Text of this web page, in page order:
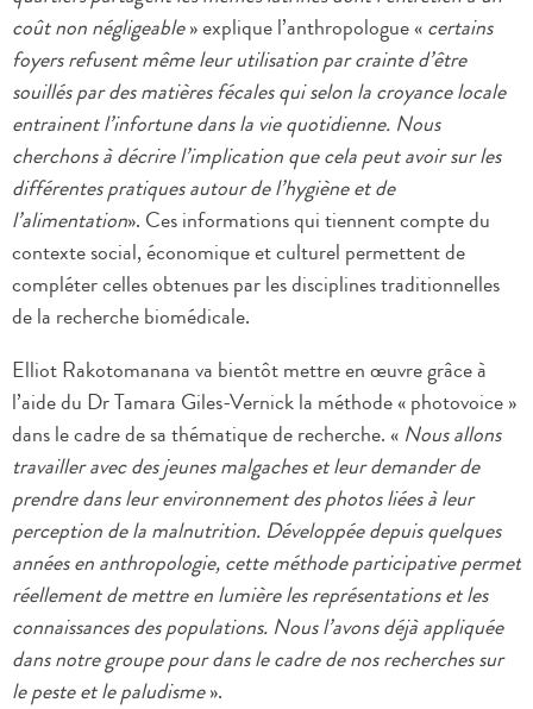
coût non négligeable» explique l’anthropologue «certains
foyers refusent même leur utilisation par crainte d’être
souillés par des matières fécales qui selon la croyance locale
entrainent l’infortune dans la vie quotidienne. Nous
cherchons à décrire l’implication que cela peut avoir sur les
différentes pratiques autour de l’hygiène et de
l’alimentation». Ces informations qui tiennent compte du
contexte social, économique et culturel permettent de
compléter celles obtenues par les disciplines traditionnelles
de la recherche biomédicale.
Elliot Rakotomanana va bientôt mettre en œuvre grâce à
l’aide du Dr Tamara Giles-Vernick la méthode « photovoice »
dans le cadre de sa thématique de recherche. « Nous allons
travailler avec des jeunes malgaches et leur demander de
prendre dans leur environnement des photos liées à leur
perception de la malnutrition. Développée depuis quelques
années en anthropologie, cette méthode participative permet
réellement de mettre en lumière les représentations et les
connaissances des populations. Nous l’avons déjà appliquée
dans notre groupe pour dans le cadre de nos recherches sur
le peste et le paludisme».